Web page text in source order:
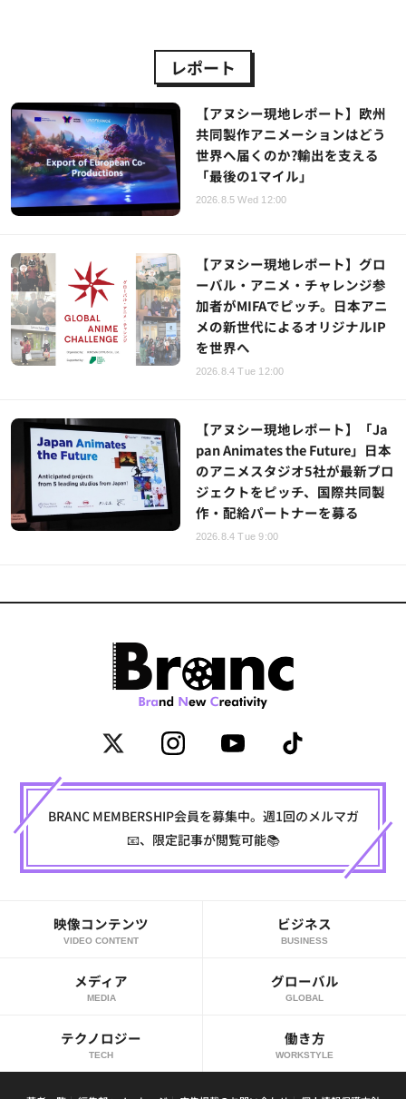
レポート
【アヌシー現地レポート】欧州
共同製作アニメーションはどう
世界へ届くのか?輸出を支える
「最後の1マイル」
2026.8.5 Wed 12:00
【アヌシー現地レポート】グロ
ーバル・アニメ・チャレンジ参
加者がMIFAでピッチ。日本アニ
メの新世代によるオリジナルIP
を世界へ
2026.8.4 Tue 12:00
【アヌシー現地レポート】「Ja
pan Animates the Future」日本
のアニメスタジオ5社が最新プロ
ジェクトをピッチ、国際共同製
作・配給パートナーを募る
2026.8.4 Tue 9:00
BRANC MEMBERSHIP会員を募集中。週1回のメルマガ
📧、限定記事が閲覧可能📚
映像コンテンツ
VIDEO CONTENT
ビジネス
BUSINESS
メディア
MEDIA
グローバル
GLOBAL
テクノロジー
TECH
働き方
WORKSTYLE